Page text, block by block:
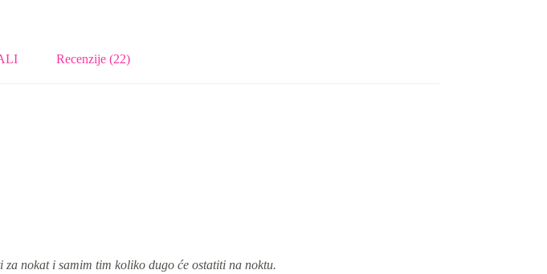
Recenzije (22)
nokat i samim tim koliko dugo će ostatiti na noktu.